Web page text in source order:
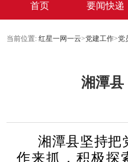
首页 要闻快递
当前位置: 红星一网一云>党建工作>党
湘潭县
湘潭县坚持把
作来抓，积极探